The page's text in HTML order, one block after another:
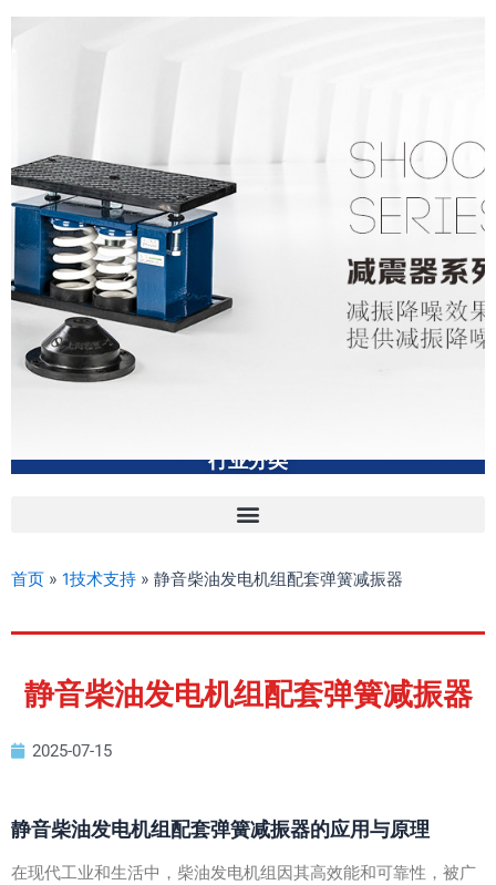
行业分类
首页 » 1技术支持 » 静音柴油发电机组配套弹簧减振器
静音柴油发电机组配套弹簧减振器
2025-07-15
静音柴油发电机组配套弹簧减振器的应用与原理
在现代工业和生活中，柴油发电机组因其高效能和可靠性，被广